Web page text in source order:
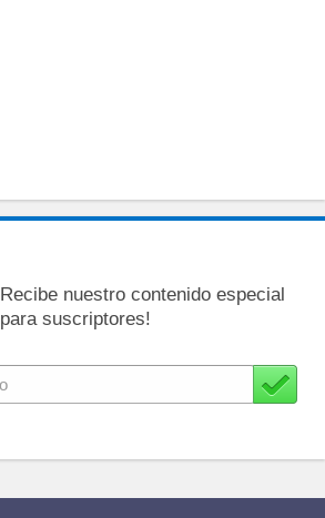
Recibe nuestro contenido especial
para suscriptores!